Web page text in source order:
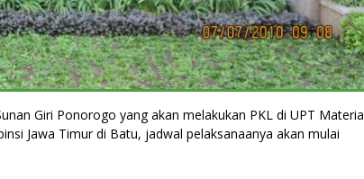
Giri Ponorogo yang akan melakukan PKL di UPT Materia
Jawa Timur di Batu, jadwal pelaksanaanya akan mulai